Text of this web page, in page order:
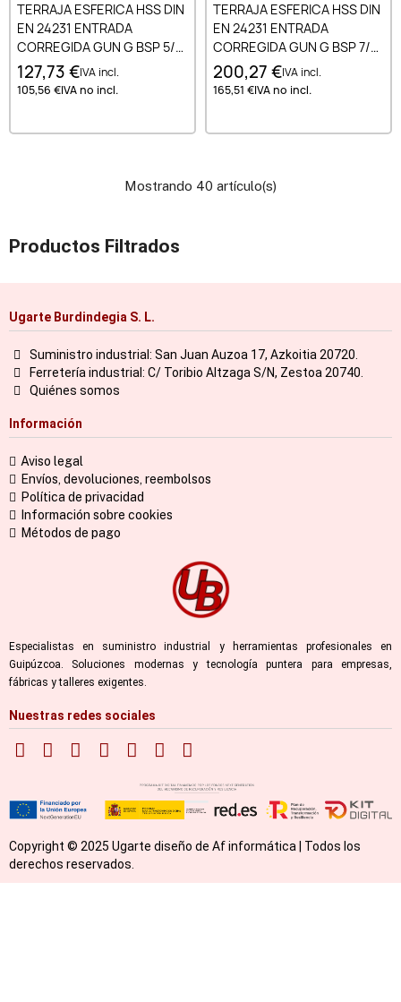
Productos Filtrados
TERRAJA ESFERICA HSS DIN
EN 24231 ENTRADA
CORREGIDA GUN G BSP 5/8-
14
127,73 €IVA incl.
105,56 €IVA no incl.
TERRAJA ESFERICA HSS DIN
EN 24231 ENTRADA
CORREGIDA GUN G BSP 7/8-
14
200,27 €IVA incl.
165,51 €IVA no incl.
Mostrando 40 artículo(s)
Ugarte Burdindegia S. L.
Suministro industrial: San Juan Auzoa 17, Azkoitia 20720.
Ferretería industrial: C/ Toribio Altzaga S/N, Zestoa 20740.
Quiénes somos
Información
Aviso legal
Envíos, devoluciones, reembolsos
Política de privacidad
Información sobre cookies
Métodos de pago
Especialistas en suministro industrial y herramientas profesionales en
Guipúzcoa. Soluciones modernas y tecnología puntera para empresas,
fábricas y talleres exigentes.
Nuestras redes sociales
Copyright © 2025 Ugarte diseño de Af informática | Todos los
derechos reservados.